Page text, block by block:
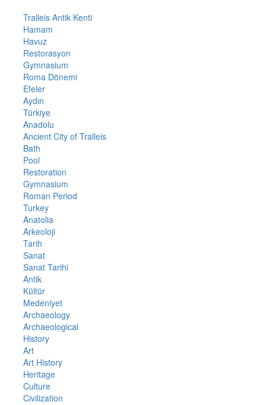
Tralleis Antik Kenti
Hamam
Havuz
Restorasyon
Gymnasium
Roma Dönemi
Efeler
Aydın
Türkiye
Anadolu
Ancient City of Tralleis
Bath
Pool
Restoration
Gymnasium
Roman Period
Turkey
Anatolia
Arkeoloji
Tarih
Sanat
Sanat Tarihi
Antik
Kültür
Medeniyet
Archaeology
Archaeological
History
Art
Art History
Heritage
Culture
Civilization